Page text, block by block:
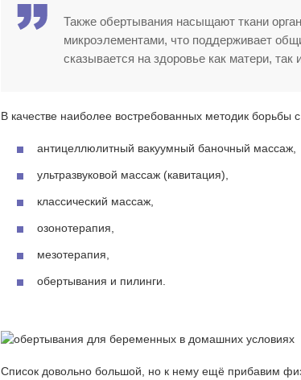
Также обертывания насыщают ткани
микроэлементами, что поддерживает
сказывается на здоровье как матери, так
В качестве наиболее востребованных методик борьбы
антицеллюлитный вакуумный баночный массаж,
ультразвуковой массаж (кавитация),
классический массаж,
озонотерапия,
мезотерапия,
обертывания и пилинги.
Список довольно большой, но к нему ещё прибавим